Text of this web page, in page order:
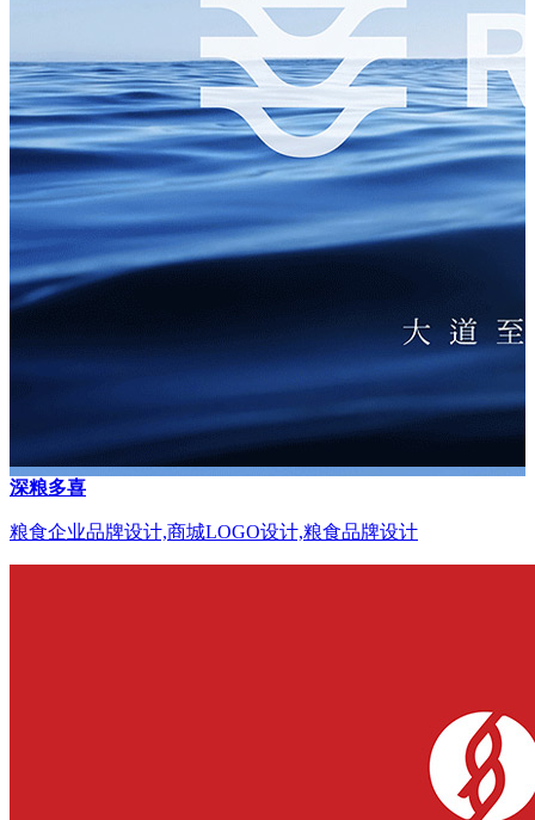
深粮多喜
粮食企业品牌设计,商城LOGO设计,粮食品牌设计